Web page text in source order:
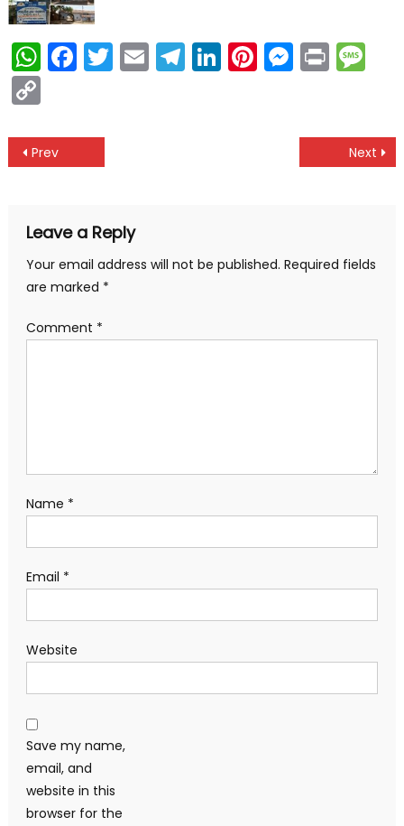
WhatsApp
Facebook
Twitter
EmailTelegram
LinkedIn
Pinterest
Print
Copy
Post
Prev Next
Leave a Reply
Your email address will not be published. Required fields
are marked *
Comment *
Name *
Email *
Website
Save my name,
email, and
website in this
browser for the